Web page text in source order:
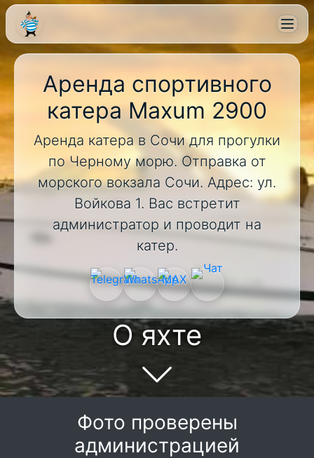
Аренда спортивного
катера Maxum 2900
Аренда катера в Сочи для прогулки
по Черному морю. Отправка от
морского вокзала Сочи. Адрес: ул.
Войкова 1. Вас встретит
администратор и проводит на
катер.
О яхте
Фото проверены
администрацией